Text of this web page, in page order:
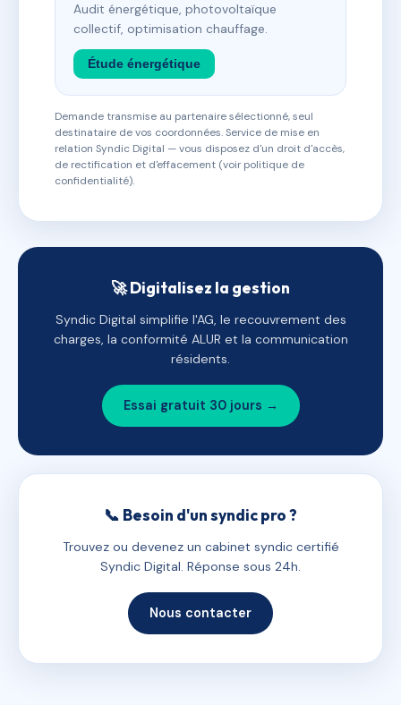
Audit énergétique, photovoltaïque
collectif, optimisation chauffage.
Étude énergétique
Demande transmise au partenaire sélectionné, seul
destinataire de vos coordonnées. Service de mise en
relation Syndic Digital — vous disposez d'un droit d'accès,
de rectification et d'effacement (voir politique de
confidentialité).
🚀 Digitalisez la gestion
Syndic Digital simplifie l'AG, le recouvrement des
charges, la conformité ALUR et la communication
résidents.
Essai gratuit 30 jours →
📞 Besoin d'un syndic pro ?
Trouvez ou devenez un cabinet syndic certifié
Syndic Digital. Réponse sous 24h.
Nous contacter